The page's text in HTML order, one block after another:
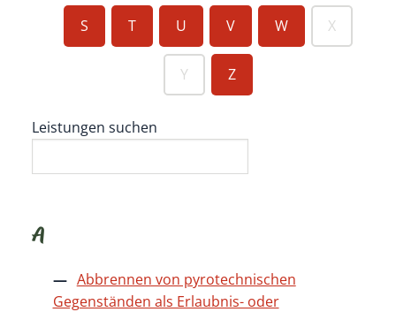
S T U V W X
Y Z
Leistungen suchen
A
Abbrennen von pyrotechnischen
Gegenständen als Erlaubnis- oder